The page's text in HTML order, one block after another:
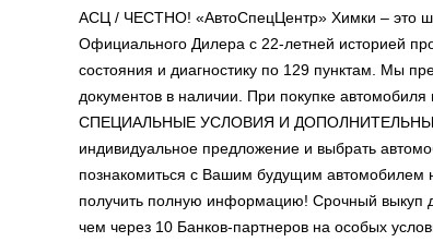
АСЦ / ЧЕСТНО! «АвтоСпецЦентр» Химки – это
Официального Дилера с 22-летней историей
состояния и диагностику по 129 пунктам. Мы
документов в наличии. При покупке
СПЕЦИАЛЬНЫЕ УСЛОВИЯ И ДОПОЛНИТЕЛЬНЫ
индивидуальное предложение и выбрать
познакомиться с Вашим будущим
получить полную информацию! Срочный выкуп
чем через 10 Банков-партнеров на особых